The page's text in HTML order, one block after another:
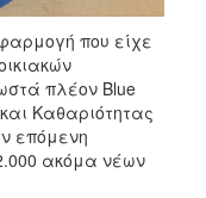
που είχε
πλέον Blue
Καθαριότητας
επόμενη
ακόμα νέων